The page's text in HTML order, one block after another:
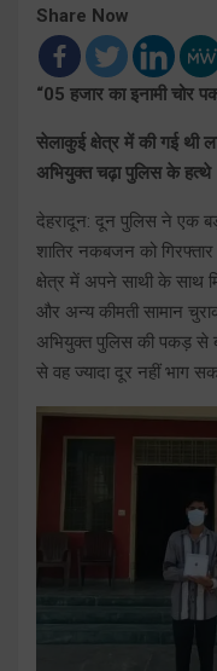
Share Now
“05 हजार का इनामी चोर
सेलाकुई क्षेत्र में की गई थी
अभियुक्त चढ़ा पुलिस के हत्थे
देहरादून: दून पुलिस ने एक
शातिर नकबजन को
क्षेत्र में अपने साथी के साथ
और अन्य कीमती सामान
अभियुक्त पुलिस की पकड़ से
से वह ज्यादा दूर नहीं भाग